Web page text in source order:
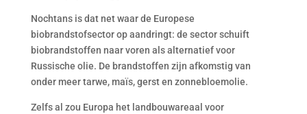
Nochtans is dat net waar de Europese
biobrandstofsector op aandringt: de sector schuift
biobrandstoffen naar voren als alternatief voor
Russische olie. De brandstoffen zijn afkomstig van
onder meer tarwe, maïs, gerst en zonnebloemolie.
Zelfs al zou Europa het landbouwareaal voor